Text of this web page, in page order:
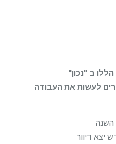
ב "נכון"
לעשות את העבודה
השנה
יצא דיוור